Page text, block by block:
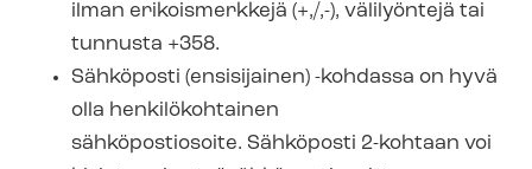
ilman erikoismerkkejä (+,/,-), välilyöntejä tai
tunnusta +358.
Sähköposti (ensisijainen) -kohdassa on hyvä
olla henkilökohtainen
sähköpostiosoite. Sähköposti 2-kohtaan voi